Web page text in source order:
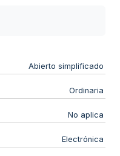
Abierto simplificado
Ordinaria
No aplica
Electrónica